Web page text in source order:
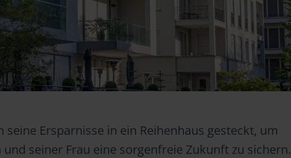
seine Ersparnisse in ein Reihenhaus gesteckt, um
seiner Frau eine sorgenfreie Zukunft zu sichern.